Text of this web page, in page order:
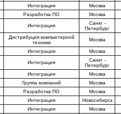
Интеграция
Москва
Разработка ПО Москва
Интеграция
Санкт -
Петербург
Дистрибуция компьютерной
техники
Москва
Интеграция Москва
Интеграция
Санкт -
Петербург
Интеграция
Москва
Группа компаний
Москва
Разработка ПО
Москва
Интеграция
Новосибирск
Интеграция
Москва